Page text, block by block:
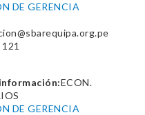
DE GERENCIA
ECON.
DE GERENCIA